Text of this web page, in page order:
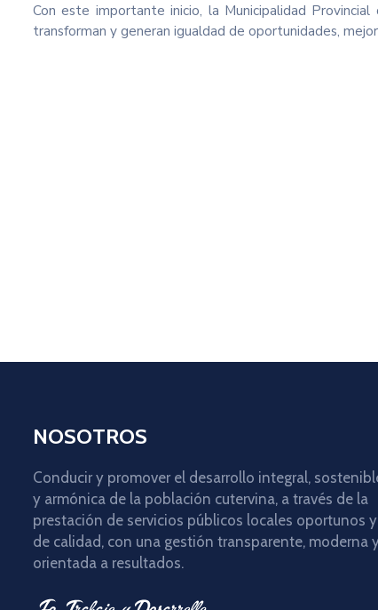
Con este importante inicio, la Municipalidad
transforman y generan igualdad de oportunidades,
NOSOTROS
Conducir y promover el desarrollo integral,
y armónica de la población cutervina, a través de la
prestación de servicios públicos locales oportunos y
de calidad, con una gestión transparente, moderna
orientada a resultados.